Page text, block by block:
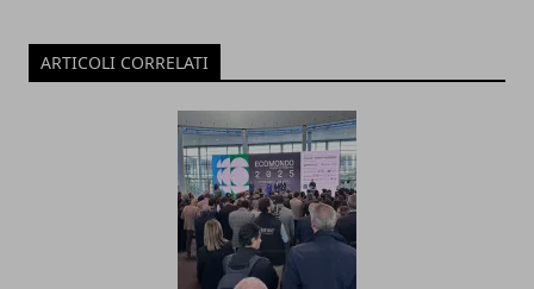
ARTICOLI CORRELATI